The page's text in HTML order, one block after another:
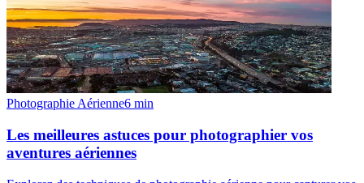
Photographie Aérienne6 min
Les meilleures astuces pour photographier vos
aventures aériennes